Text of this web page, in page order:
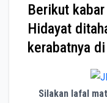
Berikut
Hidayat
kerabatnya
Silakan lafal